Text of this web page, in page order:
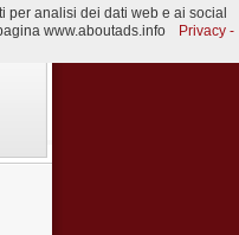
analisi dei dati web e ai social
www.aboutads.info
Privacy -